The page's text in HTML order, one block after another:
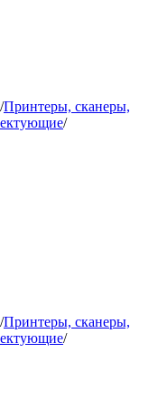
/Принтеры, сканеры,
/
/Принтеры, сканеры,
/